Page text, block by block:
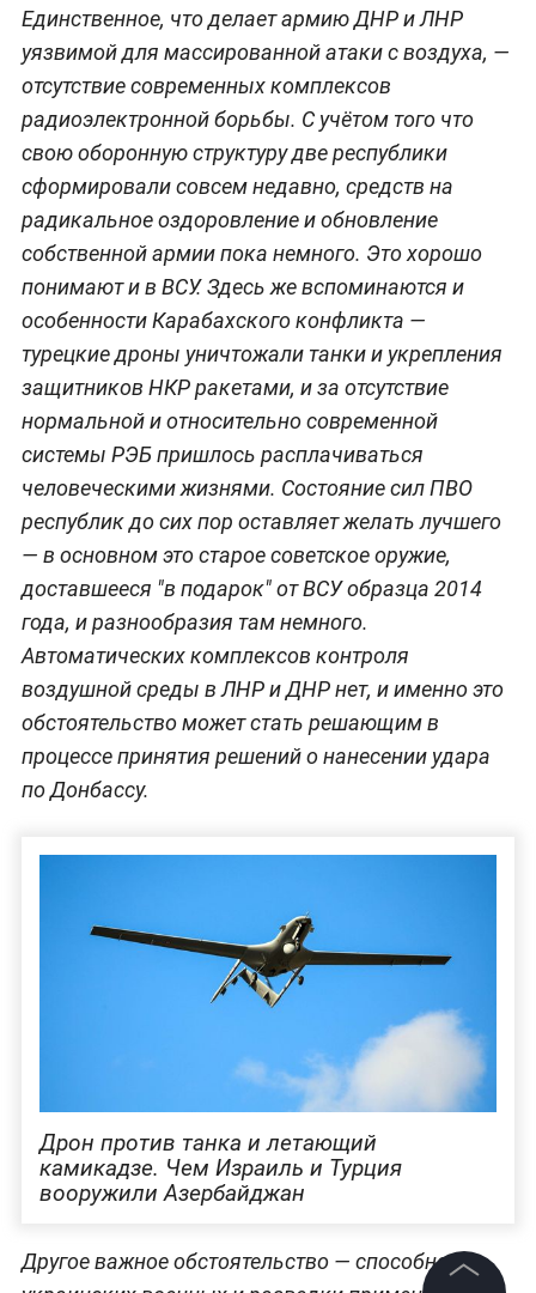
Единственное, что делает армию ДНР и ЛНР
уязвимой для массированной атаки с воздуха, —
отсутствие современных комплексов
радиоэлектронной борьбы. С учётом того что
свою оборонную структуру две республики
сформировали совсем недавно, средств на
радикальное оздоровление и обновление
собственной армии пока немного. Это хорошо
понимают и в ВСУ. Здесь же вспоминаются и
особенности Карабахского конфликта —
турецкие дроны уничтожали танки и укрепления
защитников НКР ракетами, и за отсутствие
нормальной и относительно современной
системы РЭБ пришлось расплачиваться
человеческими жизнями. Состояние сил ПВО
республик до сих пор оставляет желать лучшего
— в основном это старое советское оружие,
доставшееся "в подарок" от ВСУ образца 2014
года, и разнообразия там немного.
Автоматических комплексов контроля
воздушной среды в ЛНР и ДНР нет, и именно это
обстоятельство может стать решающим в
процессе принятия решений о нанесении удара
по Донбассу.
Дрон против танка и летающий
камикадзе. Чем Израиль и Турция
вооружили Азербайджан
Другое важное обстоятельство — способность